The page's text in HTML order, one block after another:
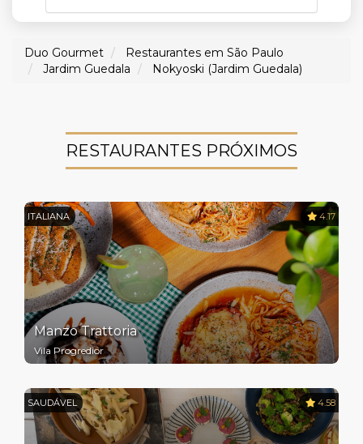
Duo Gourmet
Restaurantes em São Paulo
Jardim Guedala
Nokyoski (Jardim Guedala)
RESTAURANTES PRÓXIMOS
ITALIANA 4.17
Manzo Trattoria
Vila Progredior
SAUDÁVEL 4.58